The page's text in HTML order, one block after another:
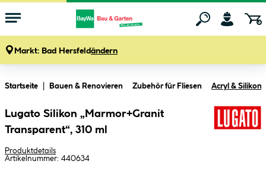
Markt: Bad Hersfeldändern
Startseite Bauen & Renovieren Zubehör für Fliesen Acryl & Silikon
Lugato Silikon „Marmor+Granit
Transparent“, 310 ml
Produktdetails
Artikelnummer: 440634